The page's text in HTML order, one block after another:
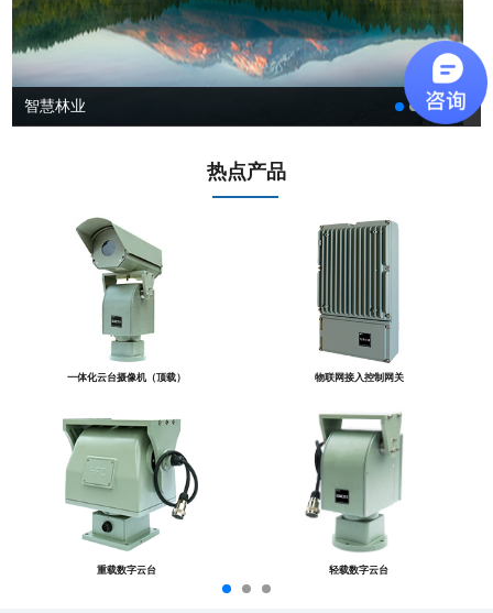
智慧林业
热点产品
一体化云台摄像机（顶载） 物联网接入控制网关
重载数字云台 轻载数字云台